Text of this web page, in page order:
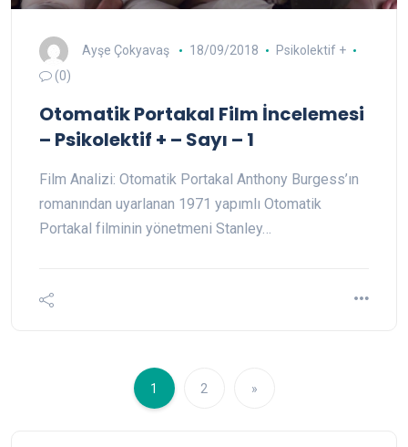
Ayşe Çokyavaş 18/09/2018
Psikolektif +
(0)
Otomatik Portakal Film İncelemesi
– Psikolektif + – Sayı – 1
Film Analizi: Otomatik Portakal Anthony Burgess’ın
romanından uyarlanan 1971 yapımlı Otomatik
Portakal filminin yönetmeni Stanley…
1 2 »